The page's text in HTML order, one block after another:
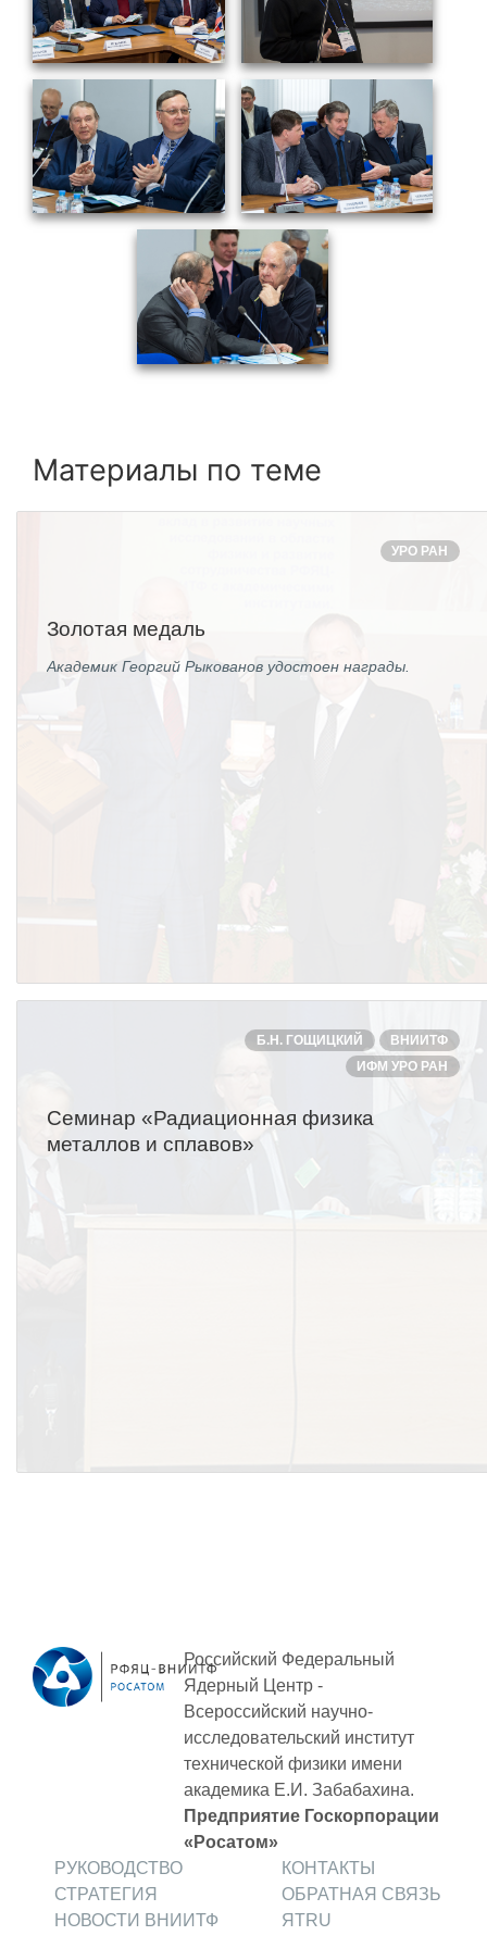
ОБРАЗОВАНИЕ/КАРЬЕРА
Будущим сотрудникам
СФТИ НИЯУ МИФИ
Спецкафедра УРФУ
Школа молодого специалиста
Новый Снежинск
Оформление анкетного материала РФЯЦ
Профессиональное обучение
Практика для студентов
Материалы по теме
УРО РАН
Золотая медаль
Академик Георгий Рыкованов удостоен награды.
Б.Н. ГОЩИЦКИЙ
ВНИИТФ
ИФМ УРО РАН
Семинар «Радиационная физика
металлов и сплавов»
Российский Федеральный
Ядерный Центр -
Всероссийский научно-
исследовательский институт
технической физики имени
академика Е.И. Забабахина.
Предприятие Госкорпорации
«Росатом»
РУКОВОДСТВО
СТРАТЕГИЯ
НОВОСТИ ВНИИТФ
КОНТАКТЫ
ОБРАТНАЯ СВЯЗЬ
ЯТRU